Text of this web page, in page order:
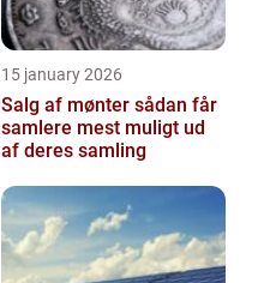
15 january 2026
Salg af mønter sådan får
samlere mest muligt ud
af deres samling